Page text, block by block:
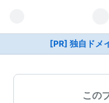
[PR] 独自ドメ
この